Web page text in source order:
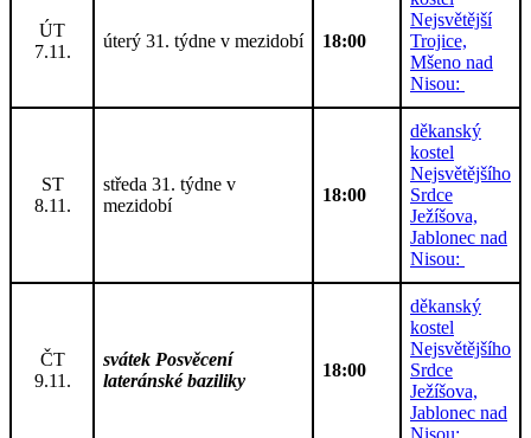
ÚT
7.11.
úterý 31. týdne v mezidobí 18:00
Nejsvětější
Trojice,
Mšeno nad
Nisou:
ST
8.11.
středa 31. týdne v
mezidobí
18:00
děkanský
kostel
Nejsvětějšího
Srdce
Ježíšova,
Jablonec nad
Nisou:
ČT
9.11.
svátek Posvěcení
lateránské baziliky
18:00
děkanský
kostel
Nejsvětějšího
Srdce
Ježíšova,
Jablonec nad